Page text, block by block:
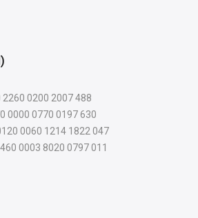
2260 0200 2007 488
0000 0770 0197 630
0060 1214 1822 047
0003 8020 0797 011